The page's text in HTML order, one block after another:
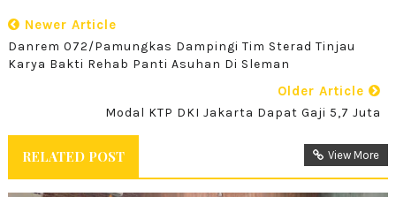
Newer Article
Danrem 072/Pamungkas Dampingi Tim Sterad Tinjau
Karya Bakti Rehab Panti Asuhan Di Sleman
Older Article
Modal KTP DKI Jakarta Dapat Gaji 5,7 Juta
RELATED POST View More